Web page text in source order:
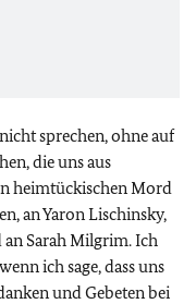
sprechen, ohne auf
die uns aus
heimtückischen Mord
an Yaron Lischinsky,
an Sarah Milgrim. Ich
ich sage, dass uns
und Gebeten bei